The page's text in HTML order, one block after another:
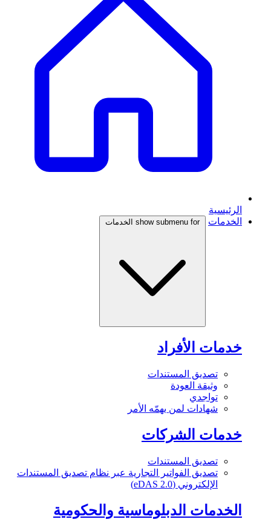
الرئيسية
الخدمات
show submenu for الخدمات
خدمات الأفراد
تصديق المستندات
وثيقة العودة
تواجدي
شهادات لمن يهمّه الأمر
خدمات الشركات
تصديق المستندات
تصديق الفواتير التجارية عبر نظام تصديق المستندات
الإلكتروني (eDAS 2.0)
الخدمات الدبلوماسية والحكومية